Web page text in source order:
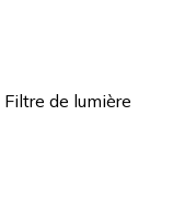
Filtre de lumière